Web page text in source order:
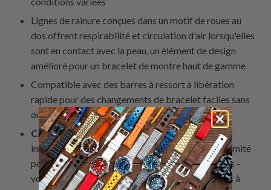
Lignes de rainure conçues dans un motif de roues au
dos offrent respirabilité et circulation d'air lorsqu'elles
sont en contact avec la peau, un élément de design
amélioré pour un bracelet de montre haut de gamme
Compatible avec des barres à ressort à libération
rapide pour des changements de bracelet faciles sans
outil
CARACTÉRISTIQUE UNIQUE :Ouvertures
innovantes des deux côtés dans les pièces d'extrémité
pour accueillir des barres à ressort traditionnelles -
vous offrant la flexibilité d'utiliser soit des barres à